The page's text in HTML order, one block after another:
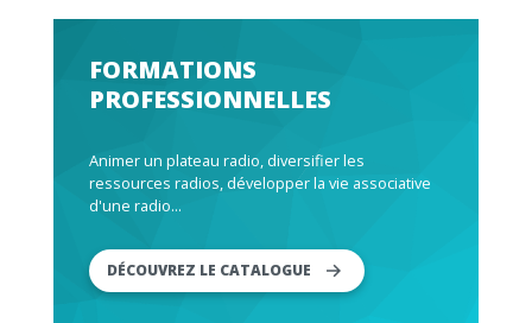
FORMATIONS
PROFESSIONNELLES
Animer un plateau radio, diversifier les
ressources radios, développer la vie associative
d'une radio...
DÉCOUVREZ LE CATALOGUE